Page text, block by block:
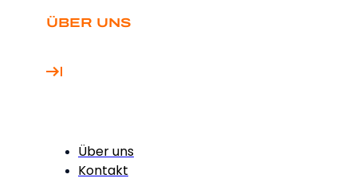
ÜBER UNS
Über uns
Kontakt